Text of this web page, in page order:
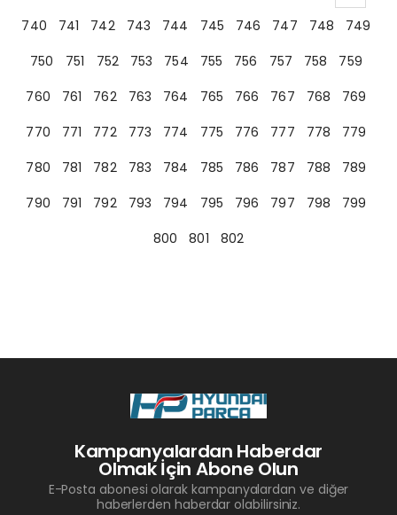
740
741 742 743 744 745 746 747 748
749
750
751 752 753 754 755 756 757 758
759
760
761 762 763 764 765 766 767 768
769
770
771 772 773 774 775 776 777 778
779
780
781 782 783 784 785 786 787 788
789
790
791 792 793 794 795 796 797 798
799
800
801 802
Kampanyalardan Haberdar
Olmak İçin Abone Olun
E-Posta abonesi olarak kampanyalardan ve diğer
haberlerden haberdar olabilirsiniz.